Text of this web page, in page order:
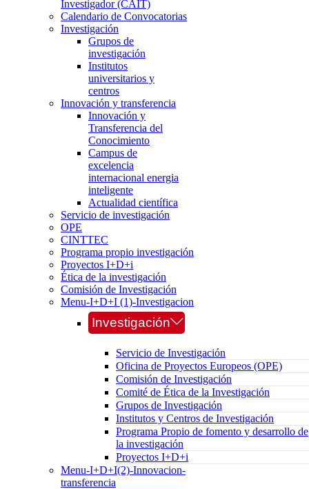
Investigador (CAIT)
Calendario de Convocatorias
Investigación
Grupos de
investigación
Institutos
universitarios y
centros
Innovación y transferencia
Innovación y
Transferencia del
Conocimiento
Campus de
excelencia
internacional energia
inteligente
Actualidad científica
Servicio de investigación
OPE
CINTTEC
Programa propio investigación
Proyectos I+D+i
Ética de la investigación
Comisión de Investigación
Menu-I+D+I (1)-Investigacion
Investigación
Servicio de Investigación
Oficina de Proyectos Europeos (OPE)
Comisión de Investigación
Comité de Ética de la Investigación
Grupos de Investigación
Institutos y Centros de Investigación
Programa Propio de fomento y desarrollo de
la investigación
Proyectos I+D+i
Menu-I+D+I(2)-Innovacion-
transferencia